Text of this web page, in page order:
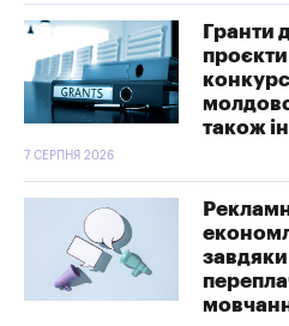
Гранти
також
7 СЕРПНЯ 2026
завдяки